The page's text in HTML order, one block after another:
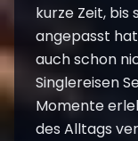
kurze Zeit,
angepasst
auch schon
Singlereisen
Momente
des Alltags